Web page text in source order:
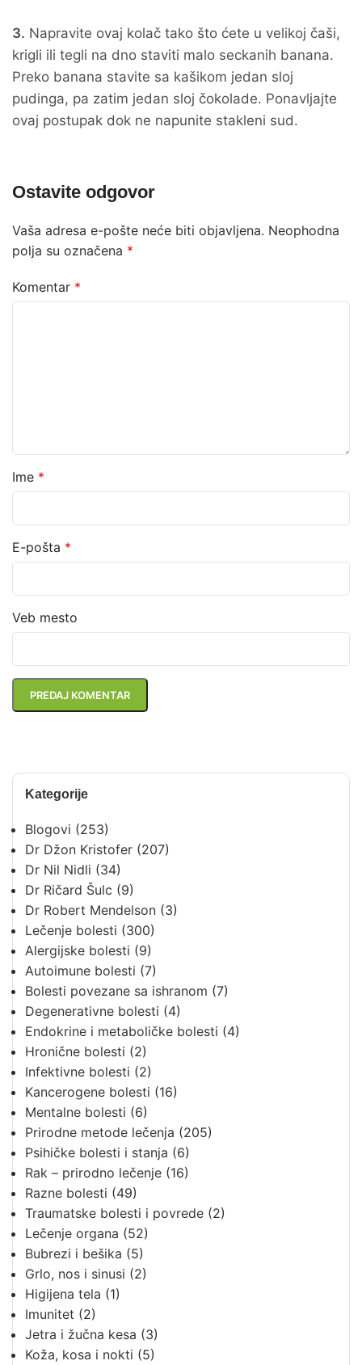
Kategorije
Blogovi (253)
Dr Džon Kristofer (207)
Dr Nil Nidli (34)
Dr Ričard Šulc (9)
Dr Robert Mendelson (3)
Lečenje bolesti (300)
Alergijske bolesti (9)
Autoimune bolesti (7)
Bolesti povezane sa ishranom (7)
Degenerativne bolesti (4)
Endokrine i metaboličke bolesti (4)
Hronične bolesti (2)
Infektivne bolesti (2)
Kancerogene bolesti (16)
Mentalne bolesti (6)
Prirodne metode lečenja (205)
Psihičke bolesti i stanja (6)
Rak – prirodno lečenje (16)
Razne bolesti (49)
Traumatske bolesti i povrede (2)
Lečenje organa (52)
Bubrezi i bešika (5)
Grlo, nos i sinusi (2)
Higijena tela (1)
Imunitet (2)
Jetra i žučna kesa (3)
Koža, kosa i nokti (5)
3. Napravite ovaj kolač tako što ćete u velikoj čaši,
krigli ili tegli na dno staviti malo seckanih banana.
Preko banana stavite sa kašikom jedan sloj
pudinga, pa zatim jedan sloj čokolade. Ponavljajte
ovaj postupak dok ne napunite stakleni sud.
Ostavite odgovor
Vaša adresa e-pošte neće biti objavljena. Neophodna
polja su označena *
Komentar *
Ime *
E-pošta *
Veb mesto